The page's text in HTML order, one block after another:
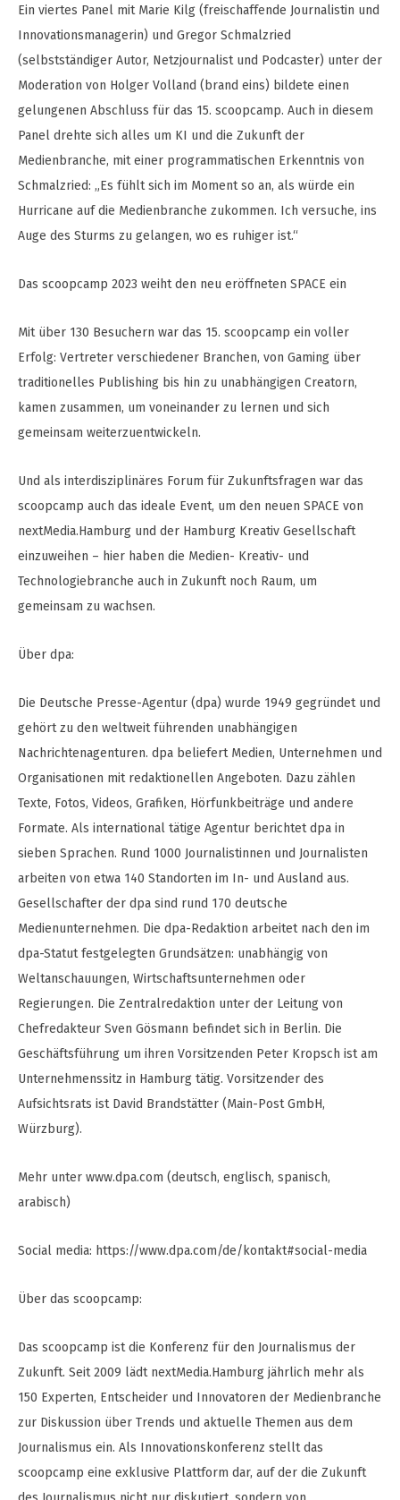
Ein viertes Panel mit Marie Kilg (freischaffende Journalistin und
Innovationsmanagerin) und Gregor Schmalzried
(selbstständiger Autor, Netzjournalist und Podcaster) unter der
Moderation von Holger Volland (brand eins) bildete einen
gelungenen Abschluss für das 15. scoopcamp. Auch in diesem
Panel drehte sich alles um KI und die Zukunft der
Medienbranche, mit einer programmatischen Erkenntnis von
Schmalzried: „Es fühlt sich im Moment so an, als würde ein
Hurricane auf die Medienbranche zukommen. Ich versuche, ins
Auge des Sturms zu gelangen, wo es ruhiger ist.“
Das scoopcamp 2023 weiht den neu eröffneten SPACE ein
Mit über 130 Besuchern war das 15. scoopcamp ein voller
Erfolg: Vertreter verschiedener Branchen, von Gaming über
traditionelles Publishing bis hin zu unabhängigen Creatorn,
kamen zusammen, um voneinander zu lernen und sich
gemeinsam weiterzuentwickeln.
Und als interdisziplinäres Forum für Zukunftsfragen war das
scoopcamp auch das ideale Event, um den neuen SPACE von
nextMedia.Hamburg und der Hamburg Kreativ Gesellschaft
einzuweihen – hier haben die Medien- Kreativ- und
Technologiebranche auch in Zukunft noch Raum, um
gemeinsam zu wachsen.
Über dpa:
Die Deutsche Presse-Agentur (dpa) wurde 1949 gegründet und
gehört zu den weltweit führenden unabhängigen
Nachrichtenagenturen. dpa beliefert Medien, Unternehmen und
Organisationen mit redaktionellen Angeboten. Dazu zählen
Texte, Fotos, Videos, Grafiken, Hörfunkbeiträge und andere
Formate. Als international tätige Agentur berichtet dpa in
sieben Sprachen. Rund 1000 Journalistinnen und Journalisten
arbeiten von etwa 140 Standorten im In- und Ausland aus.
Gesellschafter der dpa sind rund 170 deutsche
Medienunternehmen. Die dpa-Redaktion arbeitet nach den im
dpa-Statut festgelegten Grundsätzen: unabhängig von
Weltanschauungen, Wirtschaftsunternehmen oder
Regierungen. Die Zentralredaktion unter der Leitung von
Chefredakteur Sven Gösmann befindet sich in Berlin. Die
Geschäftsführung um ihren Vorsitzenden Peter Kropsch ist am
Unternehmenssitz in Hamburg tätig. Vorsitzender des
Aufsichtsrats ist David Brandstätter (Main-Post GmbH,
Würzburg).
Mehr unter www.dpa.com (deutsch, englisch, spanisch,
arabisch)
Social media: https://www.dpa.com/de/kontakt#social-media
Über das scoopcamp:
Das scoopcamp ist die Konferenz für den Journalismus der
Zukunft. Seit 2009 lädt nextMedia.Hamburg jährlich mehr als
150 Experten, Entscheider und Innovatoren der Medienbranche
zur Diskussion über Trends und aktuelle Themen aus dem
Journalismus ein. Als Innovationskonferenz stellt das
scoopcamp eine exklusive Plattform dar, auf der die Zukunft